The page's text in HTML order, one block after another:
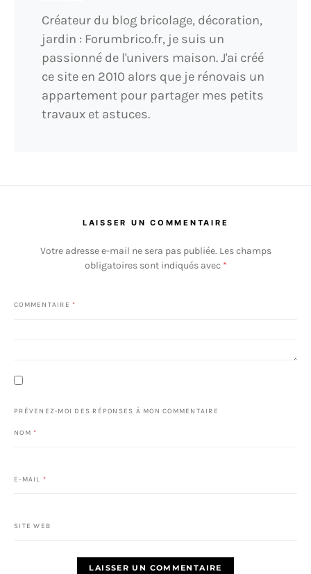
Créateur du blog bricolage, décoration,
jardin : Forumbrico.fr, je suis un
passionné de l'univers maison. J'ai créé
ce site en 2010 alors que je rénovais un
appartement pour partager mes petits
travaux et astuces.
LAISSER UN COMMENTAIRE
Votre adresse e-mail ne sera pas publiée. Les champs
obligatoires sont indiqués avec *
COMMENTAIRE *
PRÉVENEZ-MOI DES RÉPONSES À MON COMMENTAIRE
NOM *
E-MAIL *
SITE WEB